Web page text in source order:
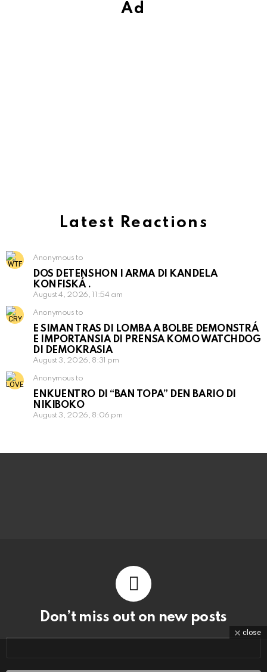
Ad
Latest Reactions
Anonymous to
DOS DETENSHON I ARMA DI KANDELA
KONFISKÁ .
August 4, 2026, 11:54 am
Anonymous to
E SIMAN TRAS DI LOMBA A BOLBE DEMONSTRÁ
E IMPORTANSIA DI PRENSA KOMO WATCHDOG
DI DEMOKRASIA
August 3, 2026, 8:31 pm
Anonymous to
ENKUENTRO DI “BAN TOPA” DEN BARIO DI
NIKIBOKO
August 3, 2026, 8:06 pm
Don’t miss out on new posts
Email
close